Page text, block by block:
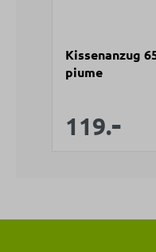
Kissenanzug
piume
119.-